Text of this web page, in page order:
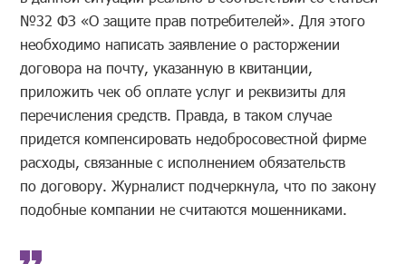
№32 ФЗ «О защите прав потребителей». Для этого
необходимо написать заявление о расторжении
договора на почту, указанную в квитанции,
приложить чек об оплате услуг и реквизиты для
перечисления средств. Правда, в таком случае
придется компенсировать недобросовестной фирме
расходы, связанные с исполнением обязательств
по договору. Журналист подчеркнула, что по закону
подобные компании не считаются мошенниками.